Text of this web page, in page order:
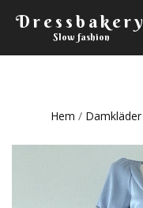
Dressbakery
Slow fashion
Hem / Damkläder